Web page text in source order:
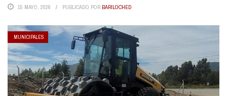
15 MAYO, 2026 PUBLICADO POR BARILOCHED
MUNICIPALES